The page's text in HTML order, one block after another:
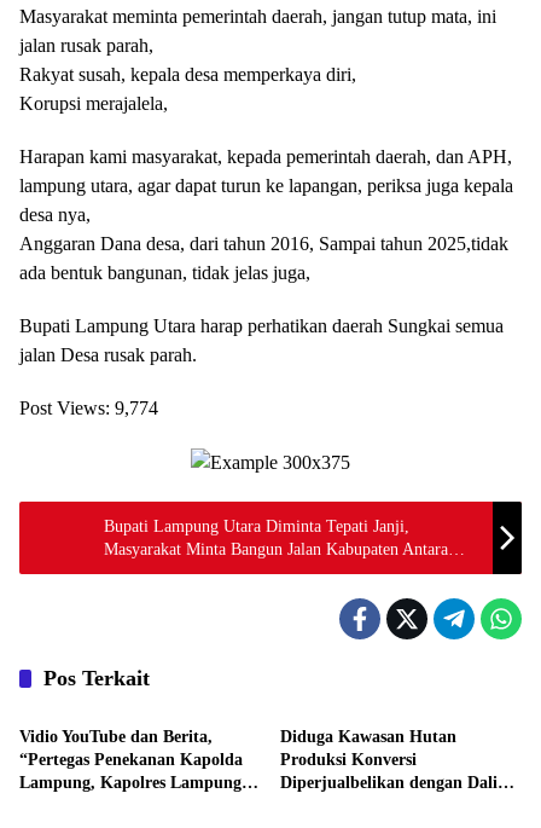
Masyarakat meminta pemerintah daerah, jangan tutup mata, ini
jalan rusak parah,
Rakyat susah, kepala desa memperkaya diri,
Korupsi merajalela,
Harapan kami masyarakat, kepada pemerintah daerah, dan APH,
lampung utara, agar dapat turun ke lapangan, periksa juga kepala
desa nya,
Anggaran Dana desa, dari tahun 2016, Sampai tahun 2025,tidak
ada bentuk bangunan, tidak jelas juga,
Bupati Lampung Utara harap perhatikan daerah Sungkai semua
jalan Desa rusak parah.
Post Views: 9,774
Bupati Lampung Utara Diminta Tepati Janji,
Masyarakat Minta Bangun Jalan Kabupaten Antara
Desa Ratu Jaya Mekar Asri Sungkai Tengah
Pos Terkait
Daerah
Vidio YouTube dan Berita,
“Pertegas Penekanan Kapolda
Lampung, Kapolres Lampung
Diduga Kawasan Hutan
Produksi Konversi
Diperjualbelikan dengan Dalih
Daerah Daerah